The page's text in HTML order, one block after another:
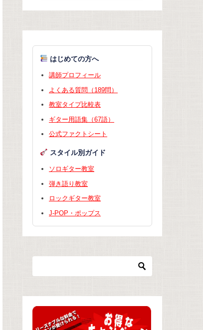
はじめての方へ
講師プロフィール
よくある質問（189問）
教室タイプ比較表
ギター用語集（67語）
公式ファクトシート
スタイル別ガイド
ソロギター教室
弾き語り教室
ロックギター教室
J-POP・ポップス